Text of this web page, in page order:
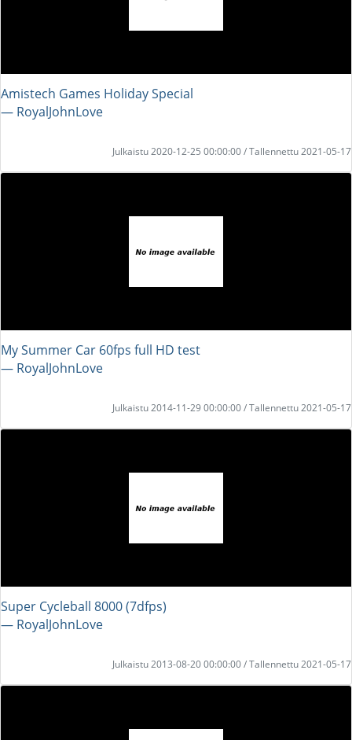
Amistech Games Holiday Special
― RoyalJohnLove
Julkaistu 2020-12-25 00:00:00 / Tallennettu 2021-05-17
My Summer Car 60fps full HD test
― RoyalJohnLove
Julkaistu 2014-11-29 00:00:00 / Tallennettu 2021-05-17
Super Cycleball 8000 (7dfps)
― RoyalJohnLove
Julkaistu 2013-08-20 00:00:00 / Tallennettu 2021-05-17